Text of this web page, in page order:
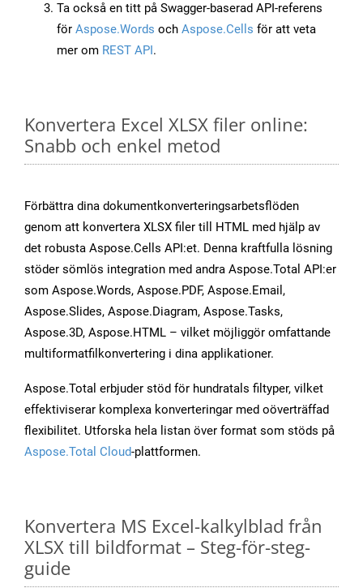
Ta också en titt på Swagger-baserad API-referens
för Aspose.Words och Aspose.Cells för att veta
mer om REST API.
Konvertera Excel XLSX filer online:
Snabb och enkel metod
Förbättra dina dokumentkonverteringsarbetsflöden
genom att konvertera XLSX filer till HTML med hjälp av
det robusta Aspose.Cells API:et. Denna kraftfulla lösning
stöder sömlös integration med andra Aspose.Total API:er
som Aspose.Words, Aspose.PDF, Aspose.Email,
Aspose.Slides, Aspose.Diagram, Aspose.Tasks,
Aspose.3D, Aspose.HTML – vilket möjliggör omfattande
multiformatfilkonvertering i dina applikationer.
Aspose.Total erbjuder stöd för hundratals filtyper, vilket
effektiviserar komplexa konverteringar med oöverträffad
flexibilitet. Utforska hela listan över format som stöds på
Aspose.Total Cloud-plattformen.
Konvertera MS Excel-kalkylblad från
XLSX till bildformat – Steg-för-steg-
guide